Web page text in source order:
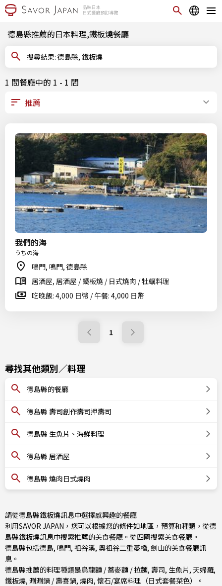
德島縣推薦的日本料理,鐵板燒餐廳
搜尋結果: 德島縣, 鐵板燒
1 間餐廳中的 1 - 1 間
我們的海
うちの海
鳴門, 鳴門, 德島縣
居酒屋, 居酒屋 / 鐵板燒 / 日式燒肉 / 牡蠣料理
吃晚飯: 4,000 日幣 / 午餐: 4,000 日幣
1
尋找其他類別／料理
德島縣的餐廳
德島縣 壽司創作壽司押壽司
德島縣 生魚片、海鮮料理
德島縣 居酒屋
德島縣 燒肉日式燒肉
請從德島縣鐵板燒訊息中選擇感興趣的餐廳
利用SAVOR JAPAN，您可以根據您的條件如地區，預算和種類，從德
島縣鐵板燒訊息中搜索推薦的美食餐廳。從四國搜索美食餐廳。
德島縣包括德島, 鳴門, 祖谷溪, 奧祖谷二重蔓橋, 劍山的美食餐廳訊
息。
德島縣推薦的料理種類是烏龍麵 / 蕎麥麵 / 拉麵, 壽司, 生魚片 , 天婦羅,
鐵板燒, 涮涮鍋 / 壽喜鍋, 燒肉, 懷石/宴席料理（日式套餐菜色） 。